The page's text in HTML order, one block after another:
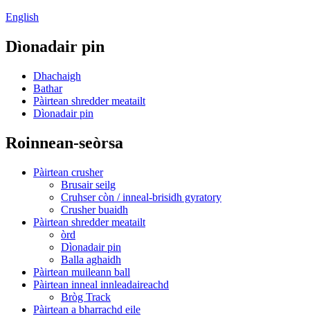
English
Dìonadair pin
Dhachaigh
Bathar
Pàirtean shredder meatailt
Dìonadair pin
Roinnean-seòrsa
Pàirtean crusher
Brusair seilg
Cruhser còn / inneal-brisidh gyratory
Crusher buaidh
Pàirtean shredder meatailt
òrd
Dìonadair pin
Balla aghaidh
Pàirtean muileann ball
Pàirtean inneal innleadaireachd
Bròg Track
Pàirtean a bharrachd eile